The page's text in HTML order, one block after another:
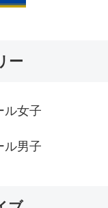
ー
ル女子
ル男子